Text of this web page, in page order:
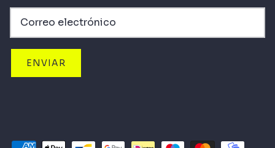
ENVIAR